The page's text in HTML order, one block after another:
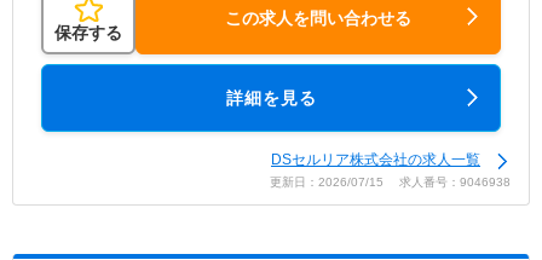
保存する
この求人を問い合わせる
詳細を見る
DSセルリア株式会社の求人一覧
更新日：2026/07/15 求人番号：9046938